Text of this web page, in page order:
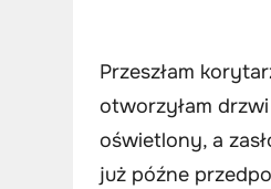
Przeszłam
otworzyłam drzwi
oświetlony, a
już późne